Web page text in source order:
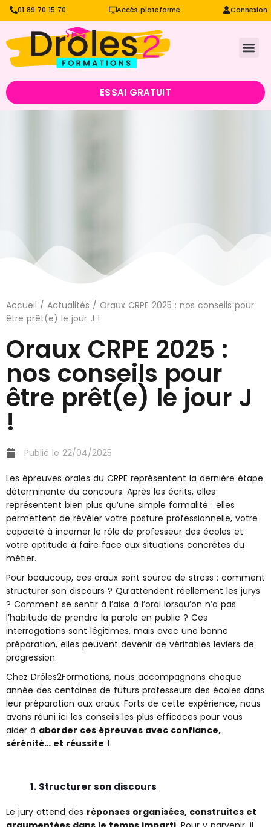
01 89 70 15 70 Accès plateforme Connexion
ESSAI GRATUIT
Accueil / Actualités / Oraux CRPE 2025 : nos conseils pour
être prêt(e) le jour J !
Oraux CRPE 2025 :
nos conseils pour
être prêt(e) le jour J
!
Publié le 22/04/2025
Les épreuves orales du CRPE représentent la dernière étape
déterminante du concours. Après les écrits, elles
représentent bien plus qu’une simple formalité : elles
permettent de révéler votre posture professionnelle, votre
capacité à incarner le rôle de professeur des écoles et
votre aptitude à faire face aux situations concrètes du
métier.
Pour beaucoup, ces oraux sont source de stress : comment
structurer son discours ? Qu’attendent réellement les jurys
? Comment se sentir à l’aise à l’oral lorsqu’on n’a pas
l’habitude de prendre la parole en public ? Ces
interrogations sont légitimes, mais avec une bonne
préparation, elles peuvent devenir de véritables leviers de
progression.
Chez Drôles2Formations, nous accompagnons chaque
année des centaines de futurs professeurs des écoles dans
leur préparation aux oraux. Forts de cette expérience, nous
avons réuni ici les conseils les plus efficaces pour vous
aider à aborder ces épreuves avec confiance,
sérénité… et réussite !
1. Structurer son discours
Le jury attend des réponses organisées, construites et